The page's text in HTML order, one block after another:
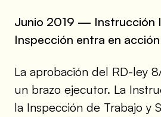
Junio 2019 — Instrucción
Inspección entra en acción
La aprobación del RD-ley
un brazo ejecutor. La
la Inspección de Trabajo y